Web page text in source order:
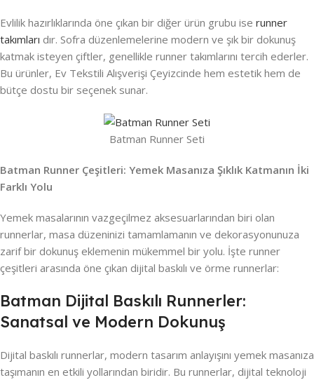
Evlilik hazırlıklarında öne çıkan bir diğer ürün grubu ise runner
takımları dır. Sofra düzenlemelerine modern ve şık bir dokunuş
katmak isteyen çiftler, genellikle runner takımlarını tercih ederler.
Bu ürünler, Ev Tekstili Alışverişi Çeyizcinde hem estetik hem de
bütçe dostu bir seçenek sunar.
Batman Runner Seti
Batman Runner Çeşitleri: Yemek Masanıza Şıklık Katmanın İki
Farklı Yolu
Yemek masalarının vazgeçilmez aksesuarlarından biri olan
runnerlar, masa düzeninizi tamamlamanın ve dekorasyonunuza
zarif bir dokunuş eklemenin mükemmel bir yolu. İşte runner
çeşitleri arasında öne çıkan dijital baskılı ve örme runnerlar:
Batman Dijital Baskılı Runnerler:
Sanatsal ve Modern Dokunuş
Dijital baskılı runnerlar, modern tasarım anlayışını yemek masanıza
taşımanın en etkili yollarından biridir. Bu runnerlar, dijital teknoloji